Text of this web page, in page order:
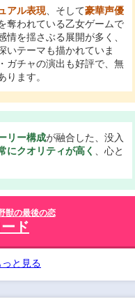
アル表現、そして豪華声優
奪われている乙女ゲームで
を揺さぶる展開が多く、
いテーマも描かれていま
ガチャの演出も好評で、無
ます。
リー構成が融合した、没入
にクオリティが高く 、心と
獣の最後の恋
ド
と見る